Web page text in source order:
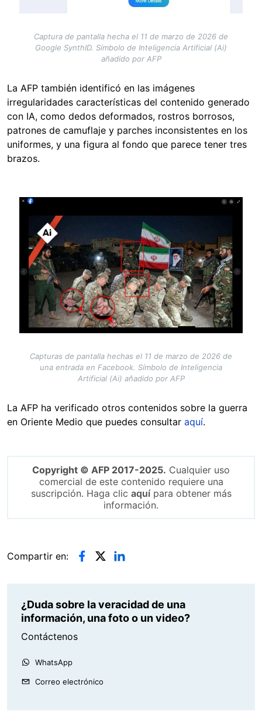
Captura de pantalla hecha el 11 de marzo de 2026 de
Google SynthID. Símbolo de Inteligencia Artificial (Ai)
añadido por AFP
La AFP también identificó en las imágenes
irregularidades características del contenido generado
con IA, como dedos deformados, rostros borrosos,
patrones de camuflaje y parches inconsistentes en los
uniformes, y una figura al fondo que parece tener tres
brazos.
Image
Capturas de pantalla hechas el 11 de marzo de 2026 de
una entrada en Facebook. Símbolo de Inteligencia
Artificial (Ai) añadido por AFP
La AFP ha verificado otros contenidos sobre la guerra
en Oriente Medio que puedes consultar aquí.
Copyright © AFP 2017-2025. Cualquier uso
comercial de este contenido requiere una
suscripción. Haga clic aquípara obtener más
información.
Compartir en:
¿Duda sobre la veracidad de una
información, una foto o un video?
Contáctenos
WhatsApp
Correo electrónico